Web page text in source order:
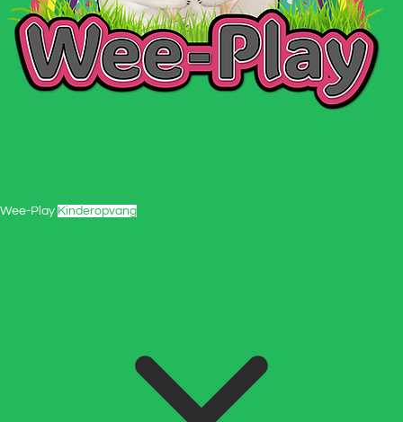
Wee-Play Kinderopvang